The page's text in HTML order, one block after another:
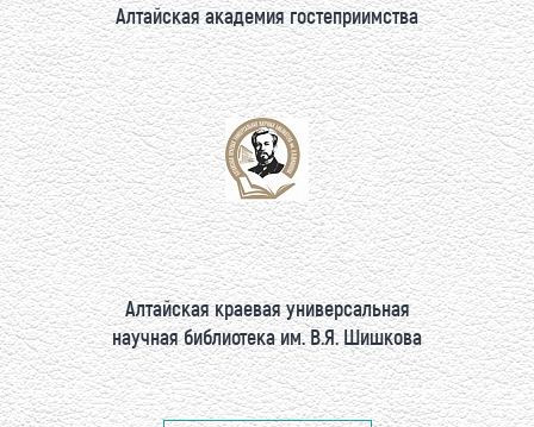
Алтайская академия гостеприимства
Алтайская краевая универсальная
научная библиотека им. В.Я. Шишкова